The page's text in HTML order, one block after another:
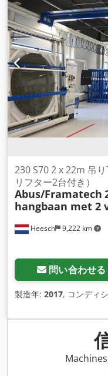
Heesch 9,222 km
230 S70 2 x 22m 吊
リフター2台付き）
Abus/Framatech
hangbaan met 2
問い合わせる
製造年: 2017, コンディ